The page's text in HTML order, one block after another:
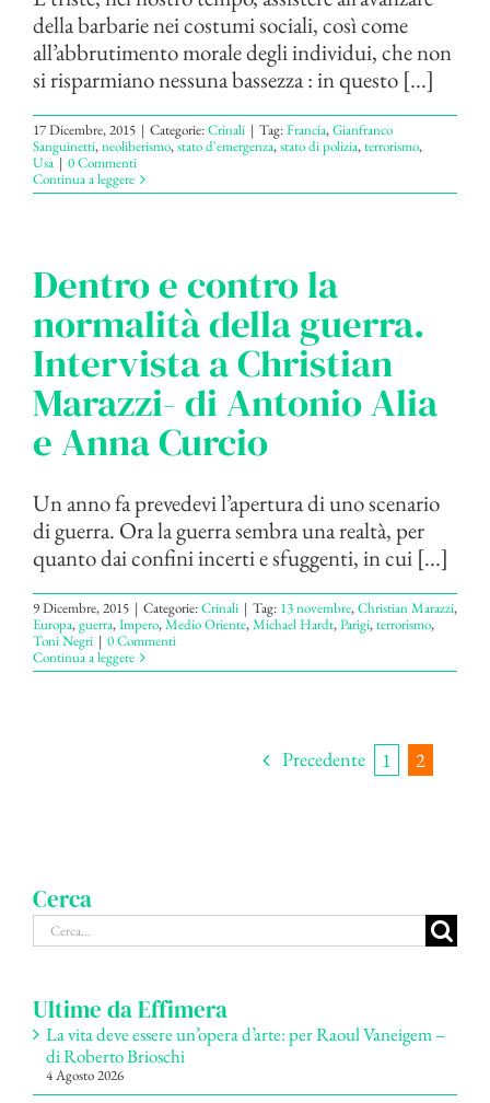
della barbarie nei costumi sociali, così come
all’abbrutimento morale degli individui, che non
si risparmiano nessuna bassezza : in questo [...]
17 Dicembre, 2015 | Categorie:Crinali | Tag:Francia,Gianfranco
Sanguinetti,neoliberismo,stato d'emergenza,stato di polizia,terrorismo,
Usa | 0 Commenti
Continua a leggere
Dentro e contro la
normalità della guerra.
Intervista a Christian
Marazzi- di Antonio Alia
e Anna Curcio
Un anno fa prevedevi l’apertura di uno scenario
di guerra. Ora la guerra sembra una realtà, per
quanto dai confini incerti e sfuggenti, in cui [...]
9 Dicembre, 2015 | Categorie:Crinali | Tag: 13 novembre,Christian Marazzi,
Europa,guerra,Impero,Medio Oriente,Michael Hardt,Parigi,terrorismo,
Toni Negri | 0 Commenti
Continua a leggere
Precedente 1 2
Cerca
Cerca
per:
Ultime da Effimera
La vita deve essere un’opera d’arte: per Raoul Vaneigem –
di Roberto Brioschi
4 Agosto 2026